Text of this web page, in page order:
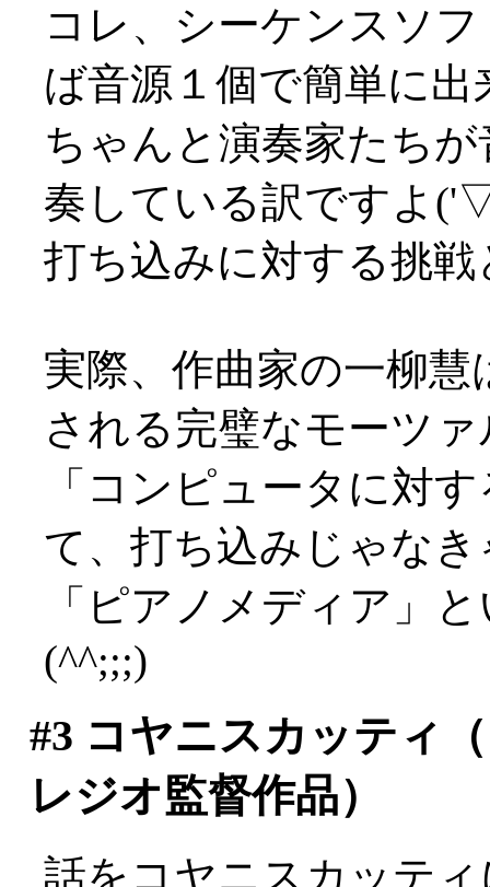
コレ、シーケンスソ
ば音源１個で簡単に
ちゃんと演奏家たち
奏している訳ですよ
打ち込みに対する挑
実際、作曲家の一柳
される完璧なモーツ
「コンピュータに対
て、打ち込みじゃな
「ピアノメディア」
(^^;;;)
#3 コヤニスカッティ
レジオ監督作品）
話をコヤニスカッテ